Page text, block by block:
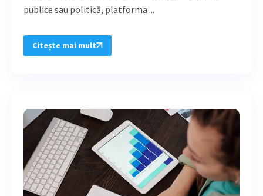
publice sau politică, platforma ...
Citește mai mult